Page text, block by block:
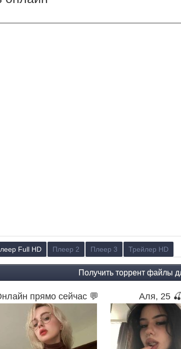
Full HD Плеер 2 Плеер 3 Трейлер HD
прямо сейчас 💬 Аля, 25 🍒